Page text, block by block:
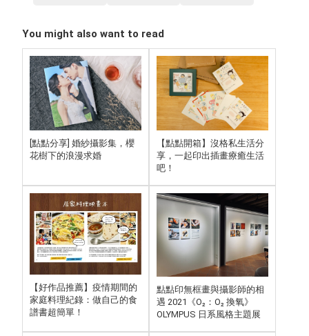
You might also want to read
[點點分享] 婚紗攝影集，櫻
花樹下的浪漫求婚
【點點開箱】沒格私生活分
享，一起印出插畫療癒生活
吧！
【好作品推薦】疫情期間的
家庭料理紀錄：做自己的食
譜書超簡單！
點點印無框畫與攝影師的相
遇 2021《O₂：O₂ 換氧》
OLYMPUS 日系風格主題展